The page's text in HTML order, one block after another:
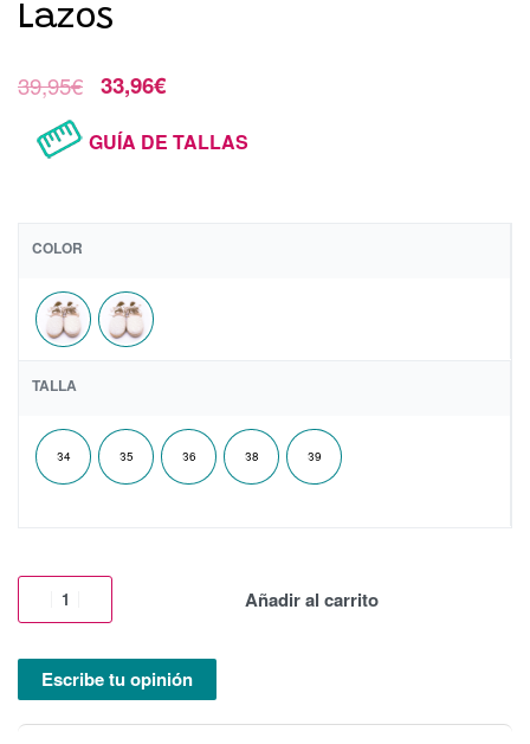
Lazos
39,95€ 33,96€
GUÍA DE TALLAS
COLOR
TALLA
34 35 36 38 39
Añadir al carrito
Escribe tu opinión